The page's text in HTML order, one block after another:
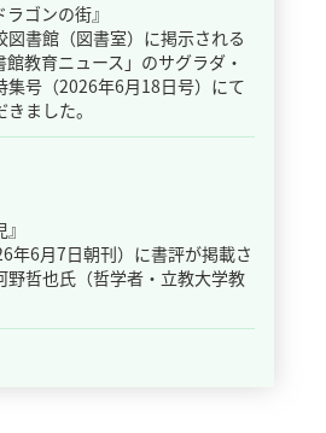
ゴンの街』
図書館（図書室）に掲示される
教育ニュース」のサグラダ・
集号（2026年6月18日号）にて
ました。
年6月7日朝刊）に書評が掲載さ
野哲也氏（哲学者・立教大学教